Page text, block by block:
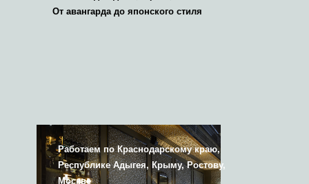
От авангарда до японского стиля
Работаем по Краснодарскому краю,
Республике Адыгея, Крыму, Ростову,
Москве